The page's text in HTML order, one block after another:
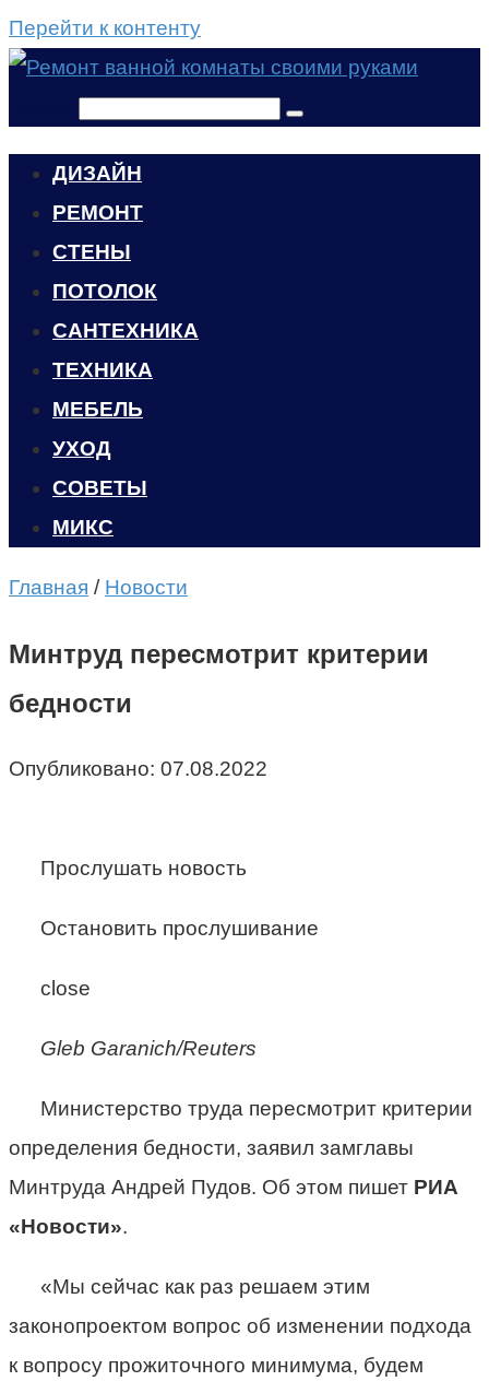
Перейти к контенту
ДИЗАЙН
РЕМОНТ
СТЕНЫ
ПОТОЛОК
САНТЕХНИКА
ТЕХНИКА
МЕБЕЛЬ
УХОД
CОВЕТЫ
МИКС
Главная / Новости
Минтруд пересмотрит критерии
бедности
Опубликовано: 07.08.2022
Прослушать новость
Остановить прослушивание
close
Gleb Garanich/Reuters
Министерство труда пересмотрит критерии
определения бедности, заявил замглавы
Минтруда Андрей Пудов. Об этом пишет РИА
«Новости».
«Мы сейчас как раз решаем этим
законопроектом вопрос об изменении подхода
к вопросу прожиточного минимума, будем